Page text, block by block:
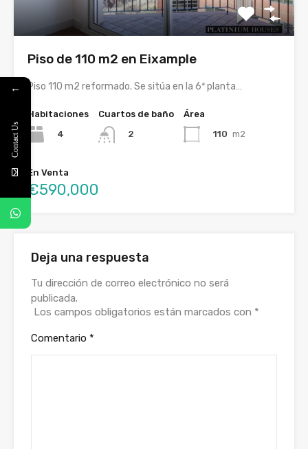
Piso de 110 m2 en Eixample
Piso 110 m2 reformado. Se sitúa en la 6ª planta…
Habitaciones
4
Cuartos de baño
2
Área
110 m2
En Venta
€590,000
Deja una respuesta
Tu dirección de correo electrónico no será
publicada.
Los campos obligatorios están marcados con *
Comentario *
←
Contact Us